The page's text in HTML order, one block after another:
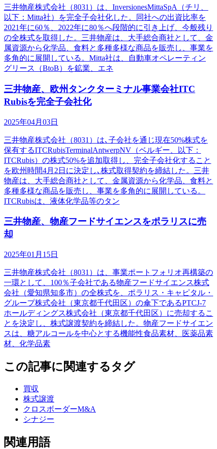
三井物産株式会社（8031）は、InversionesMittaSpA（チリ、
以下：Mitta社）を完全子会社化した。同社への出資比率を
2021年に60％、2022年に80％へ段階的に引き上げ、今般残り
の全株式を取得した。三井物産は、大手総合商社として、金
属資源から化学品、食料と多種多様な商品を販売し、事業を
多角的に展開している。Mitta社は、自動車オペレーティン
グリース（BtoB）を鉱業、エネ
三井物産、欧州タンクターミナル事業会社ITC
Rubisを完全子会社化
2025年04月03日
三井物産株式会社（8031）は､子会社を通じ現在50%株式を
保有するITCRubisTerminalAntwerpNV（ベルギー、以下：
ITCRubis）の株式50%を追加取得し、完全子会社化すること
を欧州時間4月2日に決定し､株式取得契約を締結した。三井
物産は、大手総合商社として、金属資源から化学品、食料と
多種多様な商品を販売し、事業を多角的に展開している。
ITCRubisは、液体化学品等のタン
三井物産、物産フードサイエンスをポラリスに売
却
2025年01月15日
三井物産株式会社（8031）は、事業ポートフォリオ再構築の
一環として、100％子会社である物産フードサイエンス株式
会社（愛知県知多市）の全株式を、ポラリス・キャピタル・
グループ株式会社（東京都千代田区）の傘下であるPTCJ-7
ホールディングス株式会社（東京都千代田区）に売却するこ
とを決定し、株式譲渡契約を締結した。物産フードサイエン
スは、糖アルコールを中心とする機能性食品素材、医薬品素
材、化学品素
この記事に関連するタグ
買収
株式譲渡
クロスボーダーM&A
シナジー
関連用語